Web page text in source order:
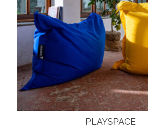
PLAYSPACE